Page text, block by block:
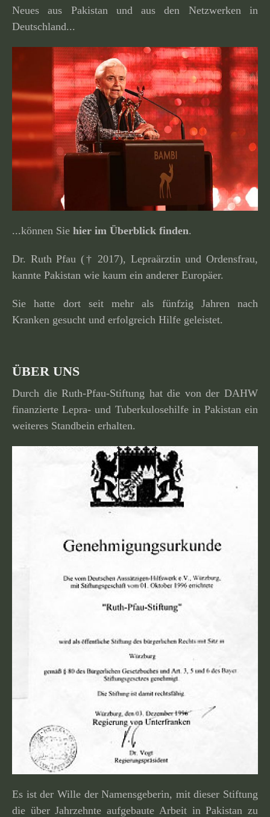
Neues aus Pakistan und aus den Netzwerken in
Deutschland...
...können Sie hier im Überblick finden.
Dr. Ruth Pfau († 2017), Lepraärztin und Ordensfrau,
kannte Pakistan wie kaum ein anderer Europäer.
Sie hatte dort seit mehr als fünfzig Jahren nach
Kranken gesucht und erfolg­reich Hilfe geleistet.
ÜBER UNS
Durch die Ruth-Pfau-Stiftung hat die von der DAHW
finan­zierte Lepra- und Tuberkulosehilfe in Pakistan ein
weiteres Standbein erhalten.
Es ist der Wille der Namensgeberin, mit dieser Stiftung
die über Jahrzehnte aufge­baute Arbeit in Pakistan zu